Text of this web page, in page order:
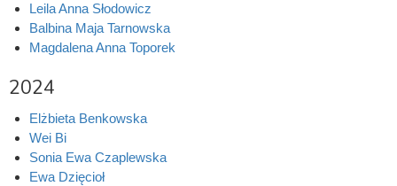
Leila Anna Słodowicz
Balbina Maja Tarnowska
Magdalena Anna Toporek
2024
Elżbieta Benkowska
Wei Bi
Sonia Ewa Czaplewska
Ewa Dzięcioł